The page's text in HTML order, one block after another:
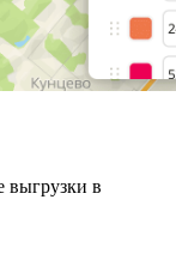
выгрузки в